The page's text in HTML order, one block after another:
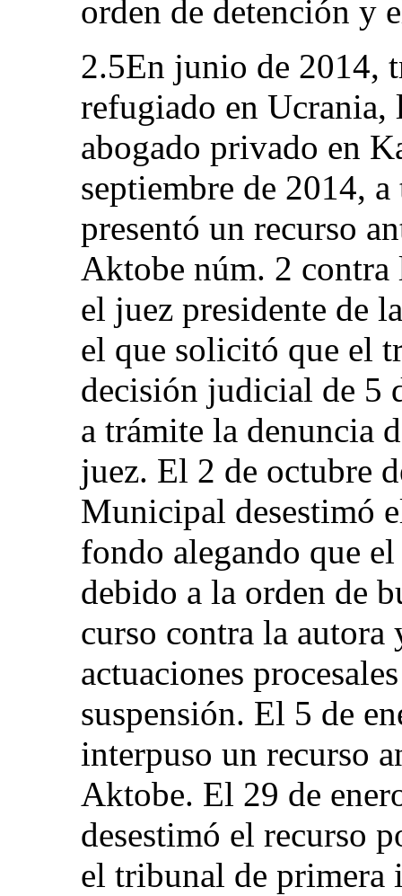
orden de detención y
2.5En junio de 2014,
refugiado en Ucrania,
abogado privado en
septiembre de 2014,
presentó un recurso
Aktobe núm. 2 contra
el juez presidente de
el que solicitó que el
decisión judicial de 5
a trámite la denuncia
juez. El 2 de octubre
Municipal desestimó
fondo alegando que
debido a la orden de
curso contra la autora
actuaciones
suspensión. El 5 de
interpuso un recurso
Aktobe. El 29 de
desestimó el recurso
el tribunal de primera